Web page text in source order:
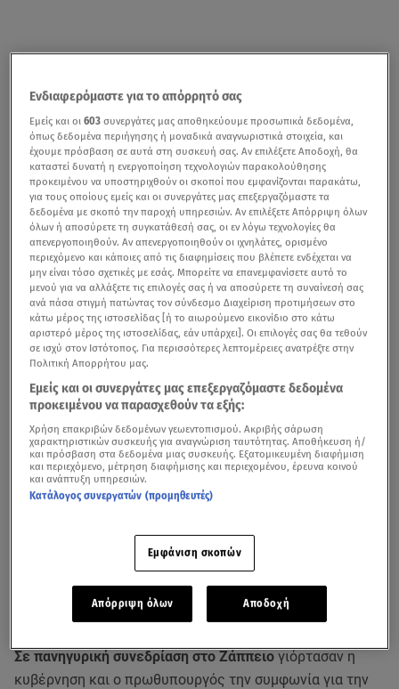
Σε πανηγυρική συνεδρίαση στο Ζάππειο γιόρτασαν η
κυβέρνηση και ο πρωθυπουργός την συμφωνία για την
Ενδιαφερόμαστε για το απόρρητό σας
Εμείς και οι603 συνεργάτες μας αποθηκεύουμε προσωπικά δεδομένα,
όπως δεδομένα περιήγησης ή μοναδικά αναγνωριστικά στοιχεία, και
έχουμε πρόσβαση σε αυτά στη συσκευή σας. Αν επιλέξετε Αποδοχή, θα
καταστεί δυνατή η ενεργοποίηση τεχνολογιών παρακολούθησης
προκειμένου να υποστηριχθούν οι σκοποί που εμφανίζονται παρακάτω,
για τους οποίους εμείς και οι συνεργάτες μας επεξεργαζόμαστε τα
δεδομένα με σκοπό την παροχή υπηρεσιών. Αν επιλέξετε Απόρριψη όλων
όλων ή αποσύρετε τη συγκατάθεσή σας, οι εν λόγω τεχνολογίες θα
απενεργοποιηθούν. Αν απενεργοποιηθούν οι ιχνηλάτες, ορισμένο
περιεχόμενο και κάποιες από τις διαφημίσεις που βλέπετε ενδέχεται να
μην είναι τόσο σχετικές με εσάς. Μπορείτε να επανεμφανίσετε αυτό το
μενού για να αλλάξετε τις επιλογές σας ή να αποσύρετε τη συναίνεσή σας
ανά πάσα στιγμή πατώντας τον σύνδεσμο Διαχείριση προτιμήσεων στο
κάτω μέρος της ιστοσελίδας [ή το αιωρούμενο εικονίδιο στο κάτω
αριστερό μέρος της ιστοσελίδας, εάν υπάρχει]. Οι επιλογές σας θα τεθούν
σε ισχύ στον Ιστότοπος. Για περισσότερες λεπτομέρειες ανατρέξτε στην
Πολιτική Απορρήτου μας.
Εμείς και οι συνεργάτες μας επεξεργαζόμαστε δεδομένα
προκειμένου να παρασχεθούν τα εξής:
Χρήση επακριβών δεδομένων γεωεντοπισμού. Ακριβής σάρωση
χαρακτηριστικών συσκευής για αναγνώριση ταυτότητας. Αποθήκευση ή/
και πρόσβαση στα δεδομένα μιας συσκευής. Εξατομικευμένη διαφήμιση
και περιεχόμενο, μέτρηση διαφήμισης και περιεχομένου, έρευνα κοινού
και ανάπτυξη υπηρεσιών.
Κατάλογος συνεργατών (προμηθευτές)
Εμφάνιση σκοπών
Απόρριψη όλων Αποδοχή